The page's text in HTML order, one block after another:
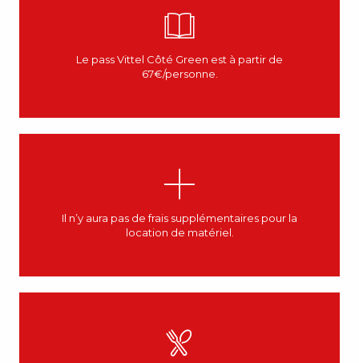
Le pass Vittel Côté Green est à partir de
67€/personne.
Il n’y aura pas de frais supplémentaires pour la
location de matériel.